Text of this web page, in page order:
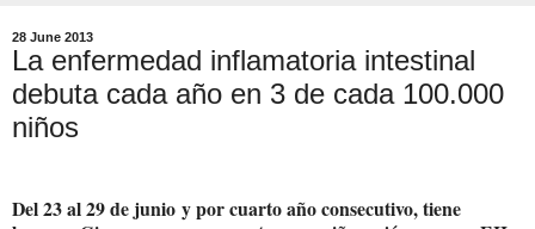
28 June 2013
La enfermedad inflamatoria intestinal
debuta cada año en 3 de cada 100.000
niños
Del 23 al 29 de junio y por cuarto año consecutivo, tiene